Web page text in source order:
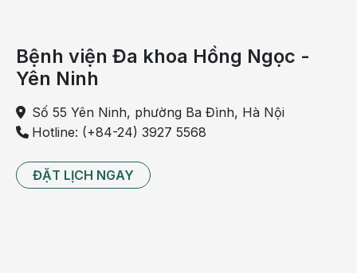
Bệnh viện Đa khoa Hồng Ngọc -
Yên Ninh
Số 55 Yên Ninh, phường Ba Đình, Hà Nội
Hotline: (+84-24) 3927 5568
ĐẶT LỊCH NGAY